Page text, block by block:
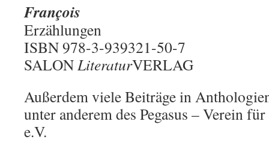
François
Erzählungen
ISBN 978-3-939321-50-7
SALONLiteraturVERLAG
Außerdem viele Beiträge in
unter anderem des Pegasus – Verein
e.V.